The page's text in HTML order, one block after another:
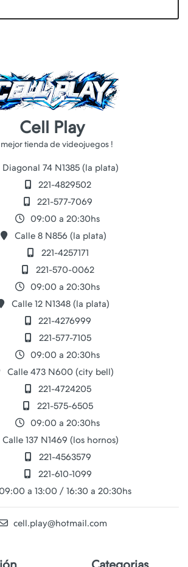
Cell Play
Diagonal 74 N1385 (la plata)
221-4829502
221-577-7069
09:00 a 20:30hs
Calle 8 N856 (la plata)
221-4257171
221-570-0062
09:00 a 20:30hs
Calle 12 N1348 (la plata)
221-4276999
221-577-7105
09:00 a 20:30hs
Calle 473 N600 (city bell)
221-4724205
221-575-6505
09:00 a 20:30hs
Calle 137 N1469 (los hornos)
221-4563579
221-610-1099
a 13:00 / 16:30 a 20:30hs
cell.play@hotmail.com